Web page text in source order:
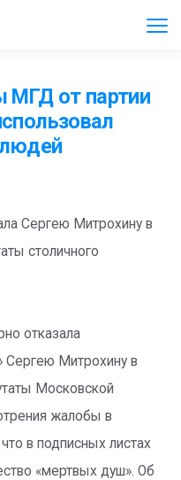
МГД от партии
Сергею Митрохину в
столичного
отказала
Сергею Митрохину в
Московской
жалобы в
в подписных листах
«мертвых душ». Об